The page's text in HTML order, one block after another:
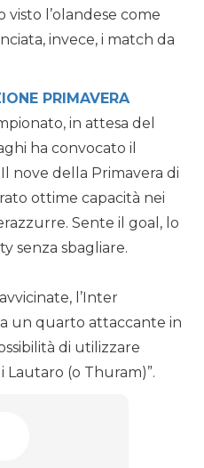
visto l’olandese come
invece, i match da
PRIMAVERA
in attesa del
ha convocato il
nove della Primavera di
ottime capacità nei
Sente il goal, lo
senza sbagliare.
l’Inter
un quarto attaccante in
di utilizzare
Lautaro (o Thuram)”.